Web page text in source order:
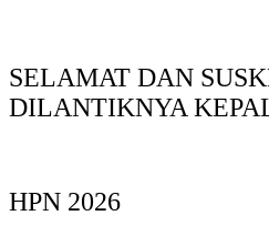
SELAMAT DAN
DILANTIKNYA
HPN 2026